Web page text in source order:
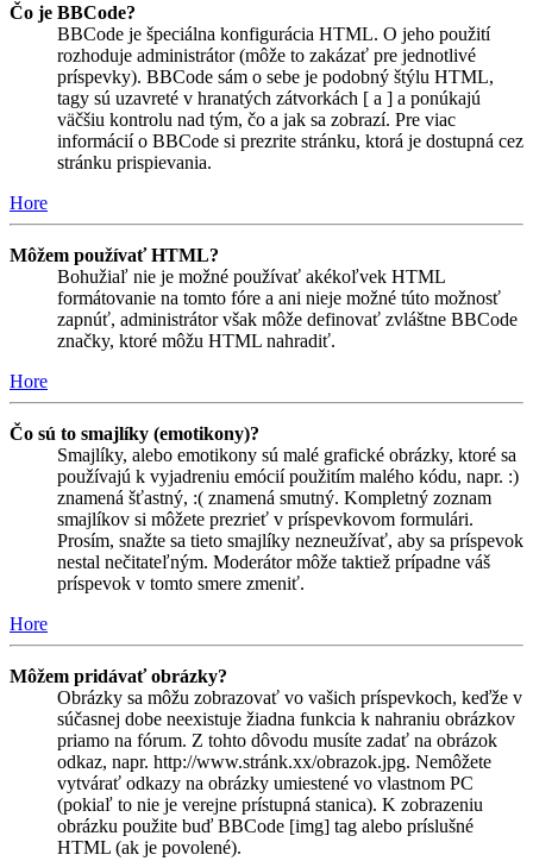
Čo je BBCode?
BBCode je špeciálna konfigurácia HTML. O jeho použití
rozhoduje administrátor (môže to zakázať pre jednotlivé
príspevky). BBCode sám o sebe je podobný štýlu HTML,
tagy sú uzavreté v hranatých zátvorkách [ a ] a ponúkajú
väčšiu kontrolu nad tým, čo a jak sa zobrazí. Pre viac
informácií o BBCode si prezrite stránku, ktorá je dostupná cez
stránku prispievania.
Hore
Môžem používať HTML?
Bohužiaľ nie je možné používať akékoľvek HTML
formátovanie na tomto fóre a ani nieje možné túto možnosť
zapnúť, administrátor však môže definovať zvláštne BBCode
značky, ktoré môžu HTML nahradiť.
Hore
Čo sú to smajlíky (emotikony)?
Smajlíky, alebo emotikony sú malé grafické obrázky, ktoré sa
používajú k vyjadreniu emócií použitím malého kódu, napr. :)
znamená šťastný, :( znamená smutný. Kompletný zoznam
smajlíkov si môžete prezrieť v príspevkovom formulári.
Prosím, snažte sa tieto smajlíky nezneužívať, aby sa príspevok
nestal nečitateľným. Moderátor môže taktiež prípadne váš
príspevok v tomto smere zmeniť.
Hore
Môžem pridávať obrázky?
Obrázky sa môžu zobrazovať vo vašich príspevkoch, keďže v
súčasnej dobe neexistuje žiadna funkcia k nahraniu obrázkov
priamo na fórum. Z tohto dôvodu musíte zadať na obrázok
odkaz, napr. http://www.stránk.xx/obrazok.jpg. Nemôžete
vytvárať odkazy na obrázky umiestené vo vlastnom PC
(pokiaľ to nie je verejne prístupná stanica). K zobrazeniu
obrázku použite buď BBCode [img] tag alebo príslušné
HTML (ak je povolené).